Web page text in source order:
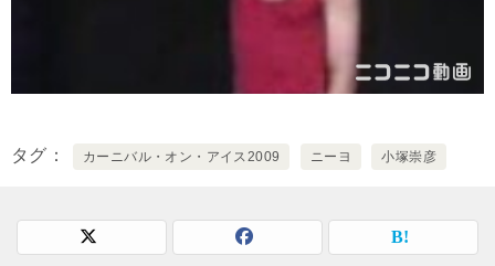
タグ カーニバル・オン・アイス2009 ニーヨ 小塚崇彦